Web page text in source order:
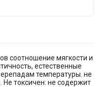
соотношение мягкости и
естественные
температуры. не
Не токсичен: не содержит